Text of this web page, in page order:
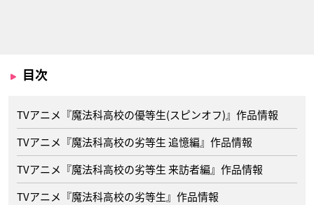
目次
TVアニメ『魔法科高校の優等生(スピンオフ)』作品情報
TVアニメ『魔法科高校の劣等生 追憶編』作品情報
TVアニメ『魔法科高校の劣等生 来訪者編』作品情報
TVアニメ『魔法科高校の劣等生』作品情報